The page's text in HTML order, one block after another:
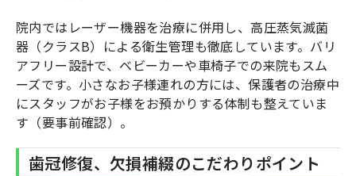
院内ではレーザー機器を治療に併用し、高圧蒸気滅菌
器（クラスB）による衛生管理も徹底しています。バリ
アフリー設計で、ベビーカーや車椅子での来院もスム
ーズです。小さなお子様連れの方には、保護者の治療中
にスタッフがお子様をお預かりする体制も整えていま
す（要事前確認）。
歯冠修復、欠損補綴のこだわりポイント